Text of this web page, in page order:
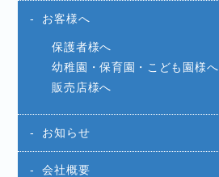
お客様へ
保護者様へ
幼稚園・保育園・こども園様へ
販売店様へ
お知らせ
会社概要